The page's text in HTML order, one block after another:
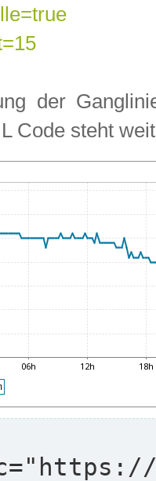
der
Code steht